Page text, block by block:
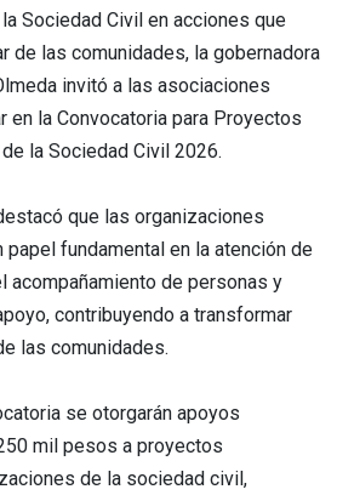
Sociedad Civil en acciones que
de las comunidades, la gobernadora
invitó a las asociaciones
en la Convocatoria para Proyectos
la Sociedad Civil 2026.
que las organizaciones
fundamental en la atención de
acompañamiento de personas y
contribuyendo a transformar
las comunidades.
se otorgarán apoyos
mil pesos a proyectos
de la sociedad civil,